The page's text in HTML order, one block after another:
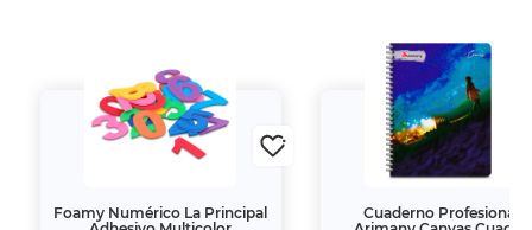
Foamy Numérico La Principal
Cuaderno Profesional